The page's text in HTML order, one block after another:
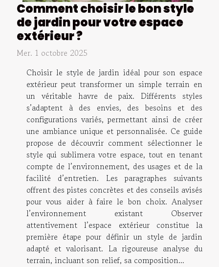
Comment choisir le bon style
de jardin pour votre espace
extérieur ?
Mer. 1 octobre 2025
Choisir le style de jardin idéal pour son espace
extérieur peut transformer un simple terrain en
un véritable havre de paix. Différents styles
s’adaptent à des envies, des besoins et des
configurations variés, permettant ainsi de créer
une ambiance unique et personnalisée. Ce guide
propose de découvrir comment sélectionner le
style qui sublimera votre espace, tout en tenant
compte de l’environnement, des usages et de la
facilité d’entretien. Les paragraphes suivants
offrent des pistes concrètes et des conseils avisés
pour vous aider à faire le bon choix. Analyser
l’environnement existant Observer
attentivement l’espace extérieur constitue la
première étape pour définir un style de jardin
adapté et valorisant. La rigoureuse analyse du
terrain, incluant son relief, sa composition...